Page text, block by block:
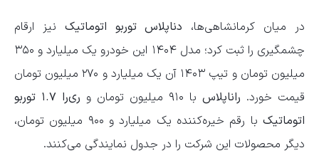
در میان کرمانشاهی‌ها، دناپلاس توربو اتوماتیک نیز ارقام
چشمگیری را ثبت کرد؛ مدل ۱۴۰۴ این خودرو یک میلیارد و ۳۵۰
میلیون تومان و تیپ ۱۴۰۳ آن یک میلیارد و ۲۷۰ میلیون تومان
قیمت خورد. راناپلاس با ۹۱۰ میلیون تومان و
ری‌را ۱.۷ توربو
اتوماتیک
با رقم خیره‌کننده یک میلیارد و ۹۰۰ میلیون تومان،
دیگر محصولات این شرکت را در جدول نمایندگی می‌کنند.